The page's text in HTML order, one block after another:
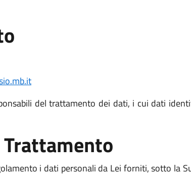
del trattamento dei dati, i cui dati
i dati personali da Lei forniti, sotto la